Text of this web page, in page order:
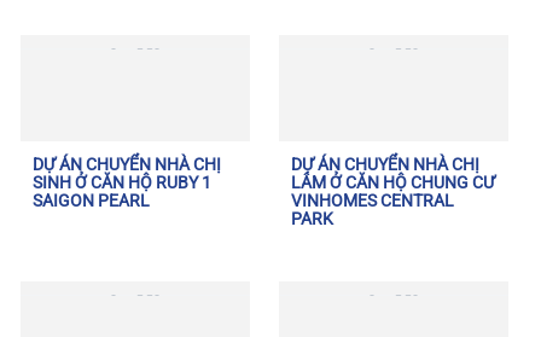
DỰ ÁN CHUYỂN NHÀ CHỊ
SINH Ở CĂN HỘ RUBY 1
SAIGON PEARL
DỰ ÁN CHUYỂN NHÀ CHỊ
LÂM Ở CĂN HỘ CHUNG CƯ
VINHOMES CENTRAL
PARK